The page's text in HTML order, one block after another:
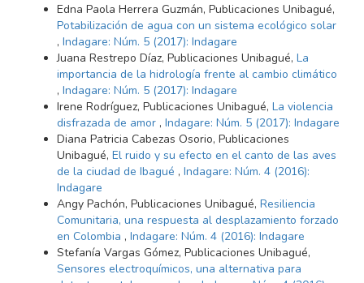
Edna Paola Herrera Guzmán, Publicaciones Unibagué,
Potabilización de agua con un sistema ecológico solar
, Indagare: Núm. 5 (2017): Indagare
Juana Restrepo Díaz, Publicaciones Unibagué, La
importancia de la hidrología frente al cambio climático
, Indagare: Núm. 5 (2017): Indagare
Irene Rodríguez, Publicaciones Unibagué, La violencia
disfrazada de amor , Indagare: Núm. 5 (2017): Indagare
Diana Patricia Cabezas Osorio, Publicaciones
Unibagué, El ruido y su efecto en el canto de las aves
de la ciudad de Ibagué , Indagare: Núm. 4 (2016):
Indagare
Angy Pachón, Publicaciones Unibagué, Resiliencia
Comunitaria, una respuesta al desplazamiento forzado
en Colombia , Indagare: Núm. 4 (2016): Indagare
Stefanía Vargas Gómez, Publicaciones Unibagué,
Sensores electroquímicos, una alternativa para